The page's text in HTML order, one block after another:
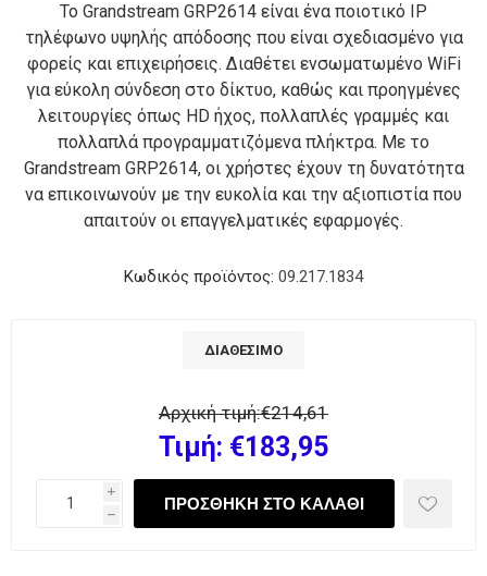
Το Grandstream GRP2614 είναι ένα ποιοτικό IP
τηλέφωνο υψηλής απόδοσης που είναι σχεδιασμένο για
φορείς και επιχειρήσεις. Διαθέτει ενσωματωμένο WiFi
για εύκολη σύνδεση στο δίκτυο, καθώς και προηγμένες
λειτουργίες όπως HD ήχος, πολλαπλές γραμμές και
πολλαπλά προγραμματιζόμενα πλήκτρα. Με το
Grandstream GRP2614, οι χρήστες έχουν τη δυνατότητα
να επικοινωνούν με την ευκολία και την αξιοπιστία που
απαιτούν οι επαγγελματικές εφαρμογές.
Κωδικός προϊόντος: 09.217.1834
ΔΙΑΘΈΣΙΜΟ
Αρχική τιμή:€214,61
Τιμή: €183,95
i
h